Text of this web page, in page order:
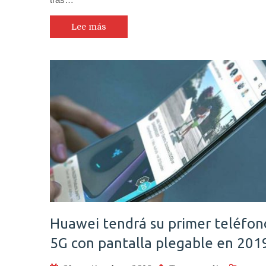
Lee más
Huawei tendrá su primer
5G con pantalla plegable en